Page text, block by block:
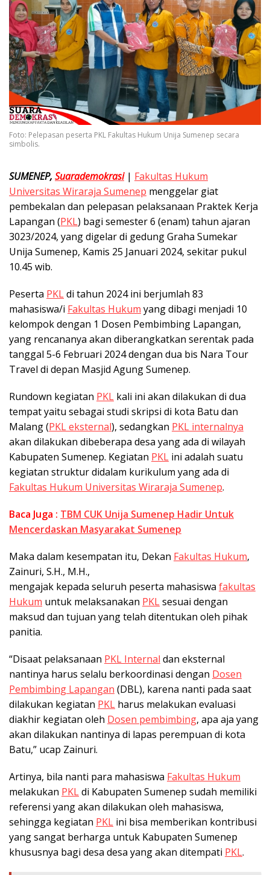
Foto: Pelepasan peserta PKL Fakultas Hukum Unija Sumenep secara
simbolis.
SUMENEP, Suarademokrasi| Fakultas Hukum
Universitas Wiraraja Sumenep menggelar giat
pembekalan dan pelepasan pelaksanaan Praktek Kerja
Lapangan (PKL) bagi semester 6 (enam) tahun ajaran
3023/2024, yang digelar di gedung Graha Sumekar
Unija Sumenep, Kamis 25 Januari 2024, sekitar pukul
10.45 wib.
Peserta PKLdi tahun 2024 ini berjumlah 83
mahasiswa/i Fakultas Hukum yang dibagi menjadi 10
kelompok dengan 1 Dosen Pembimbing Lapangan,
yang rencananya akan diberangkatkan serentak pada
tanggal 5-6 Februari 2024 dengan dua bis Nara Tour
Travel di depan Masjid Agung Sumenep.
Rundown kegiatan PKL kali ini akan dilakukan di dua
tempat yaitu sebagai studi skripsi di kota Batu dan
Malang (PKL eksternal), sedangkan PKL internalnya
akan dilakukan dibeberapa desa yang ada di wilayah
Kabupaten Sumenep. Kegiatan PKL ini adalah suatu
kegiatan struktur didalam kurikulum yang ada di
Fakultas Hukum Universitas Wiraraja Sumenep.
Baca Juga : TBM CUK Unija Sumenep Hadir Untuk
Mencerdaskan Masyarakat Sumenep
Maka dalam kesempatan itu, Dekan Fakultas Hukum,
Zainuri, S.H., M.H.,
mengajak kepada seluruh peserta mahasiswa fakultas
Hukum untuk melaksanakan PKLsesuai dengan
maksud dan tujuan yang telah ditentukan oleh pihak
panitia.
“Disaat pelaksanaan PKL Internal dan eksternal
nantinya harus selalu berkoordinasi dengan Dosen
Pembimbing Lapangan (DBL), karena nanti pada saat
dilakukan kegiatan PKL harus melakukan evaluasi
diakhir kegiatan oleh Dosen pembimbing, apa aja yang
akan dilakukan nantinya di lapas perempuan di kota
Batu,” ucap Zainuri.
Artinya, bila nanti para mahasiswa Fakultas Hukum
melakukan PKLdi Kabupaten Sumenep sudah memiliki
referensi yang akan dilakukan oleh mahasiswa,
sehingga kegiatan PKL ini bisa memberikan kontribusi
yang sangat berharga untuk Kabupaten Sumenep
khususnya bagi desa desa yang akan ditempati PKL.